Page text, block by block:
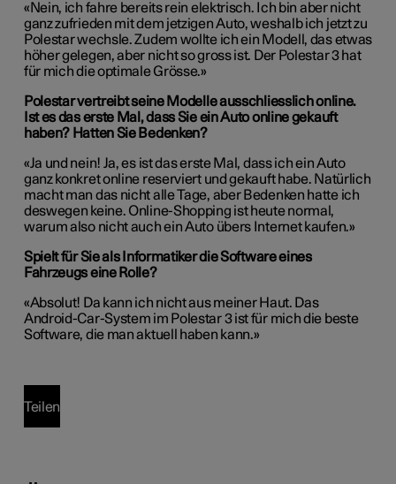
«Nein, ich fahre bereits rein elektrisch. Ich bin aber nicht
ganz zufrieden mit dem jetzigen Auto, weshalb ich jetzt zu
Polestar wechsle. Zudem wollte ich ein Modell, das etwas
höher gelegen, aber nicht so gross ist. Der Polestar 3 hat
für mich die optimale Grösse.»
Polestar vertreibt seine Modelle ausschliesslich online.
Ist es das erste Mal, dass Sie ein Auto online gekauft
haben? Hatten Sie Bedenken?
«Ja und nein! Ja, es ist das erste Mal, dass ich ein Auto
ganz konkret online reserviert und gekauft habe. Natürlich
macht man das nicht alle Tage, aber Bedenken hatte ich
deswegen keine. Online-Shopping ist heute normal,
warum also nicht auch ein Auto übers Internet kaufen.»
Spielt für Sie als Informatiker die Software eines
Fahrzeugs eine Rolle?
«Absolut! Da kann ich nicht aus meiner Haut. Das
Android-Car-System im Polestar 3 ist für mich die beste
Software, die man aktuell haben kann.»
Teilen